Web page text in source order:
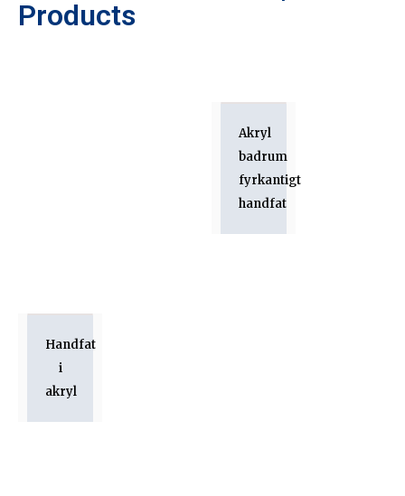
Products
Akryl
badrum
fyrkantigt
handfat
Handfat
i
akryl